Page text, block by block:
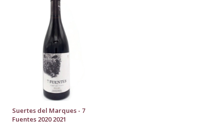
Suertes del Marques - 7
Fuentes 2020 2021